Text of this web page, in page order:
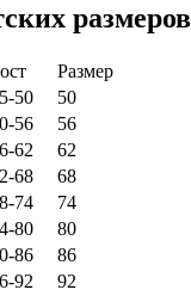
Размер
50
50
56
56
62
62
68
68
74
74
80
80
86
86
92
92